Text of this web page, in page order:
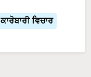
ਕਾਰੋਬਾਰੀ ਵਿਚਾਰ